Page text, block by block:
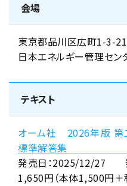
会場
東京都品川区広町1-3-21
日本エネルギー管理センタ
テキスト
オーム社 2026年版 第
標準解答集
発売日：2025/12/27
1,650円（本体1,500円＋